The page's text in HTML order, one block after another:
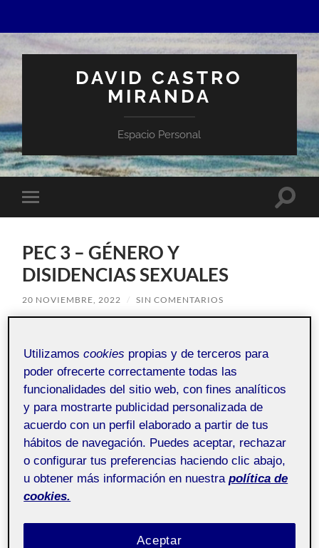
DAVID CASTRO
MIRANDA
Espacio Personal
Alternar
el
PEC 3 – GÉNERO Y
DISIDENCIAS SEXUALES
20 NOVIEMBRE, 2022 / SIN COMENTARIOS
imagen
Utilizamoscookies propias y de terceros para
poder ofrecerte correctamente todas las
funcionalidades del sitio web, con fines analíticos
y para mostrarte publicidad personalizada de
acuerdo con un perfil elaborado a partir de tus
hábitos de navegación. Puedes aceptar, rechazar
o configurar tus preferencias haciendo clic abajo,
u obtener más información en nuestra política de
cookies.
Aceptar